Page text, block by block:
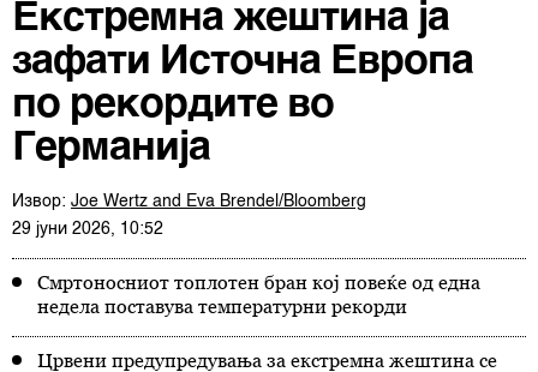
Екстремна жештина ја
зафати Источна Европа
по рекордите во
Германија
Извор: Joe Wertz and Eva Brendel/Bloomberg
29 јуни 2026, 10:52
Смртоносниот топлотен бран кој повеќе од една
недела поставува температурни рекорди
Црвени предупредувања за екстремна жештина се